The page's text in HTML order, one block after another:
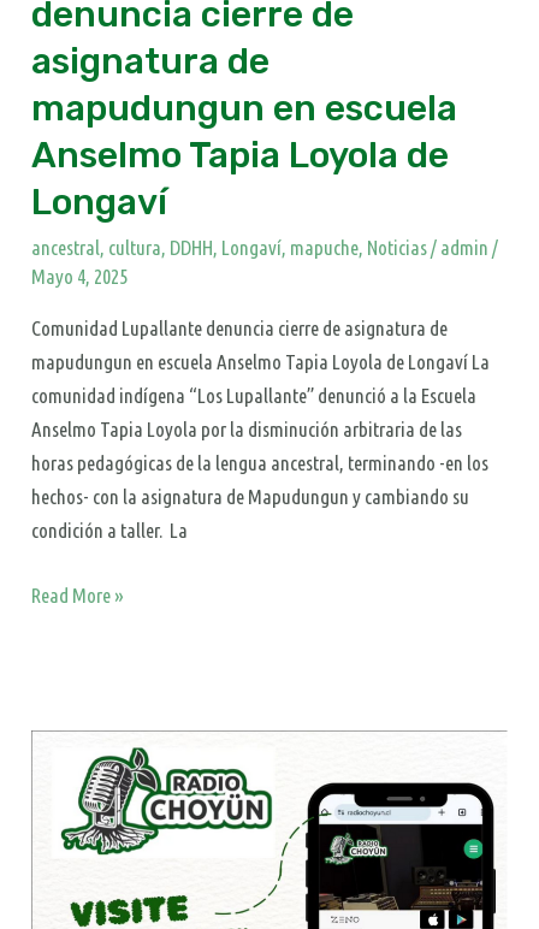
denuncia cierre de
asignatura de
mapudungun en escuela
Anselmo Tapia Loyola de
Longaví
ancestral, cultura, DDHH, Longaví, mapuche, Noticias/ admin/
Mayo 4, 2025
Comunidad Lupallante denuncia cierre de asignatura de
mapudungun en escuela Anselmo Tapia Loyola de Longaví La
comunidad indígena “Los Lupallante” denunció a la Escuela
Anselmo Tapia Loyola por la disminución arbitraria de las
horas pedagógicas de la lengua ancestral, terminando -en los
hechos- con la asignatura de Mapudungun y cambiando su
condición a taller. La
Read More »